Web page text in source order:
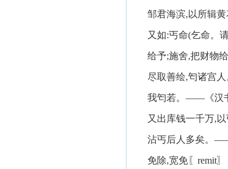
邹君海滨,以所辑
又如:丐命(乞命。
给予;施舍,把财物给
尽取善绘,匄诸宫
我匄若。——《汉
又出库钱一千万,
沾丐后人多矣。
免除,宽免〖remit〗